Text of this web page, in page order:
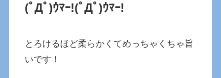
(ﾟДﾟ)ｳﾏｰ!(ﾟДﾟ)ｳﾏｰ!
とろけるほど柔らかくてめっちゃくちゃ旨
いです！